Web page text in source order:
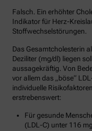
Falsch. Ein erhöhter
Indikator für Herz-
Stoffwechselstörungen.
Das Gesamtcholesterin
Deziliter (mg/dl) liegen
aussagekräftig. Von
vor allem das „böse“
individuelle
erstrebenswert:
Für gesunde
(LDL-C) unter 116